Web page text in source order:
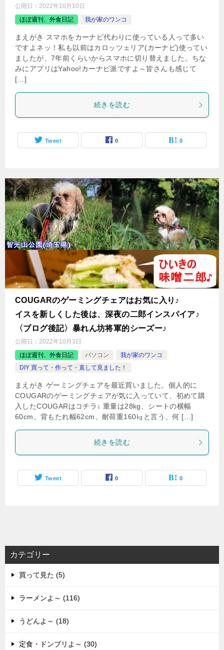
公開日： 2022年10月10日
ほぼ週刊、外食日記
我が家のワンコ
まえがき スマホをカーナビ代わりに使っている人って多い
ですよネッ！私も以前はカロッツェリア(カーナビ)使ってい
ましたが、7年前くらいからスマホに切り替えました。ちな
みにアプリはYahoo!カーナビ派ですよ～皆さんも感じて
[…]
続きを読む
Tweet 0 0
COUGARのゲーミングチェアはお気に入り♪
イスを新しくした後は、深夜の二郎インスパイア♪
〈ブログ後記〉暴れん坊将軍的シーズー♪
公開日： 2022年10月3日
ほぼ週刊、外食日記
パソコン
我が家のワンコ
DIY 買って・作って・直して見ました！
まえがき ゲーミングチェアを最近買いました。個人的に
COUGARのゲーミングチェアが気に入っていて、初めて購
入したCOUGARはコチラ↓ 重量は28kg、シートの横幅
60cm、背もたれ幅62cm、耐荷重160㎏と言う、何 […]
続きを読む
Tweet 0 0
カテゴリー
買って見た (5)
ラーメンよ～ (116)
うどんよ～ (18)
定食・ドンブリよ～ (30)